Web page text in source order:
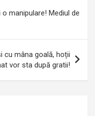
manipulare! Mediul de
cu mâna goală, hoții
vor sta după gratii!